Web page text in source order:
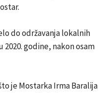
do održavanja lokalnih
godine, nakon osam
je Mostarka Irma Baralija